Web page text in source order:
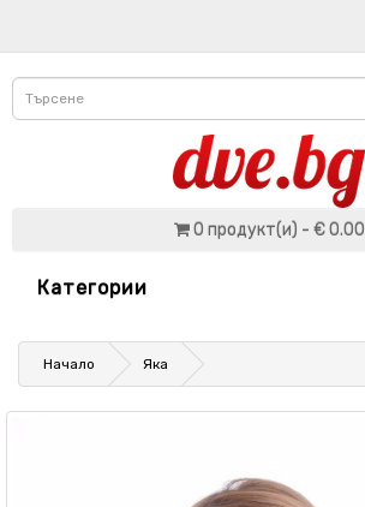
0 продукт(и) - € 0.00
Категории
Начало Яка